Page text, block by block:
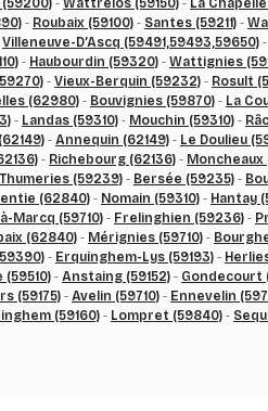
- Wattrelos (59150) - La
- Roubaix (59100) - Santes (59211) -
Villeneuve-D’Ascq (59491,59493,59650) -
- Haubourdin (59320) - Wattignies
- Vieux-Berquin (59232) - Rosult
(62980) - Bouvignies (59870) - La
- Landas (59310) - Mouchin (59310) -
- Annequin (62149) - Le Doulieu
- Richebourg (62136) - Moncheaux
Thumeries (59239) - Bersée (59235) -
(62840) - Nomain (59310) - Hantay
Marcq (59710) - Frelinghien (59236) -
(62840) - Mérignies (59710) -
- Erquinghem-Lys (59193) -
- Anstaing (59152) - Gondecourt
(59175) - Avelin (59710) - Ennevelin
(59160) - Lompret (59840) -